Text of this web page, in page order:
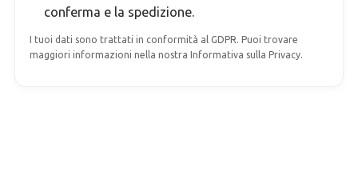
conferma e la spedizione.
I tuoi dati sono trattati in conformità al GDPR. Puoi trovare
maggiori informazioni nella nostra Informativa sulla Privacy.